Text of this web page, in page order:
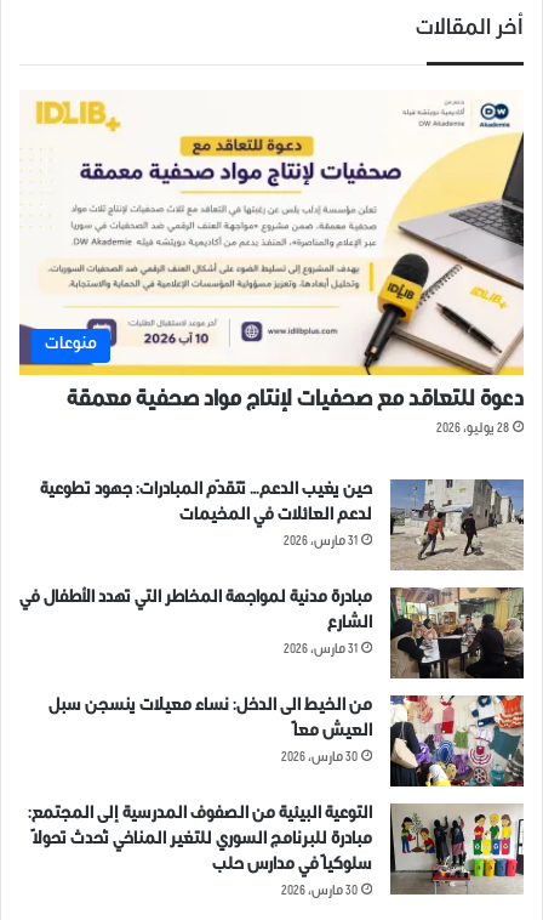
أخر المقالات
منوعات
دعوة للتعاقد مع صحفيات لإنتاج مواد صحفية معمقة
28 يوليو، 2026
حين يغيب الدعم… تتقدّم المبادرات: جهود تطوعية
لدعم العائلات في المخيمات
31 مارس، 2026
مبادرة مدنية لمواجهة المخاطر التي تهدد الأطفال في
الشارع
31 مارس، 2026
من الخيط الى الدخل: نساء معيلات ينسجن سبل
العيش معاً
30 مارس، 2026
التوعية البيئية من الصفوف المدرسية إلى المجتمع:
مبادرة للبرنامج السوري للتغير المناخي تُحدث تحولاً
سلوكياً في مدارس حلب
30 مارس، 2026